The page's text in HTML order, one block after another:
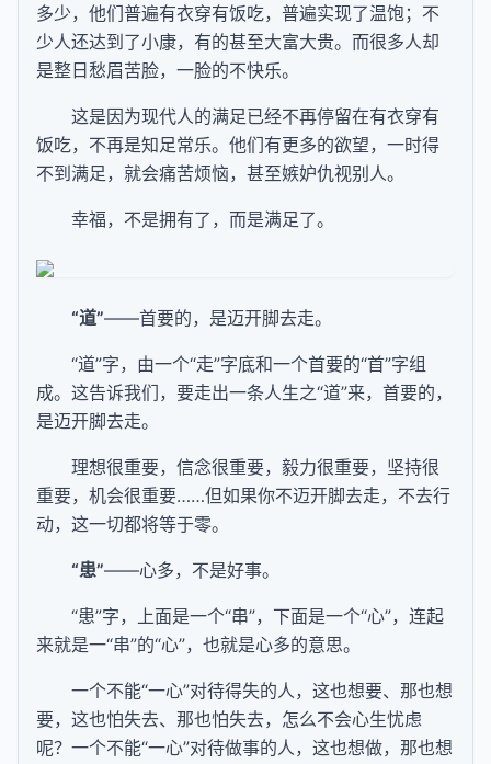
多少，他们普遍有衣穿有饭吃，普遍实现了温饱；不
少人还达到了小康，有的甚至大富大贵。而很多人却
是整日愁眉苦脸，一脸的不快乐。
这是因为现代人的满足已经不再停留在有衣穿有
饭吃，不再是知足常乐。他们有更多的欲望，一时得
不到满足，就会痛苦烦恼，甚至嫉妒仇视别人。
幸福，不是拥有了，而是满足了。
“道”——首要的，是迈开脚去走。
“道”字，由一个“走”字底和一个首要的“首”字组
成。这告诉我们，要走出一条人生之“道”来，首要的，
是迈开脚去走。
理想很重要，信念很重要，毅力很重要，坚持很
重要，机会很重要……但如果你不迈开脚去走，不去行
动，这一切都将等于零。
“患”——心多，不是好事。
“患”字，上面是一个“串”，下面是一个“心”，连起
来就是一“串”的“心”，也就是心多的意思。
一个不能“一心”对待得失的人，这也想要、那也想
要，这也怕失去、那也怕失去，怎么不会心生忧虑
呢？一个不能“一心”对待做事的人，这也想做，那也想